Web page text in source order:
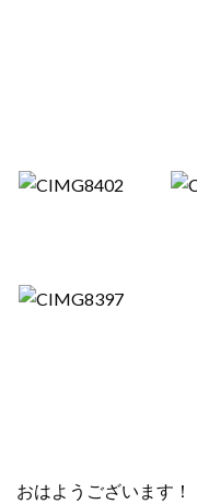
おはようございます！